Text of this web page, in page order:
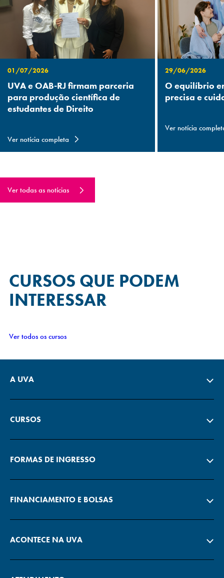
01/07/2026
UVA e OAB-RJ firmam parceria
para produção científica de
estudantes de Direito
Ver notícia completa
29/06/2026
O equilíbrio
precisa e
Ver notícia
Ver todas as notícias
CURSOS QUE PODEM
INTERESSAR
Ver todos os cursos
A UVA
CURSOS
FORMAS DE INGRESSO
FINANCIAMENTO E BOLSAS
ACONTECE NA UVA